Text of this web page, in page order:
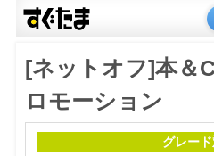
[ネットオフ]本＆
ロモーション
グレー